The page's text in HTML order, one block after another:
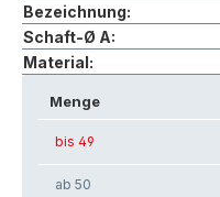
Bezeichnung:
Schaft-Ø A:
Material:
Menge
bis 49
ab 50